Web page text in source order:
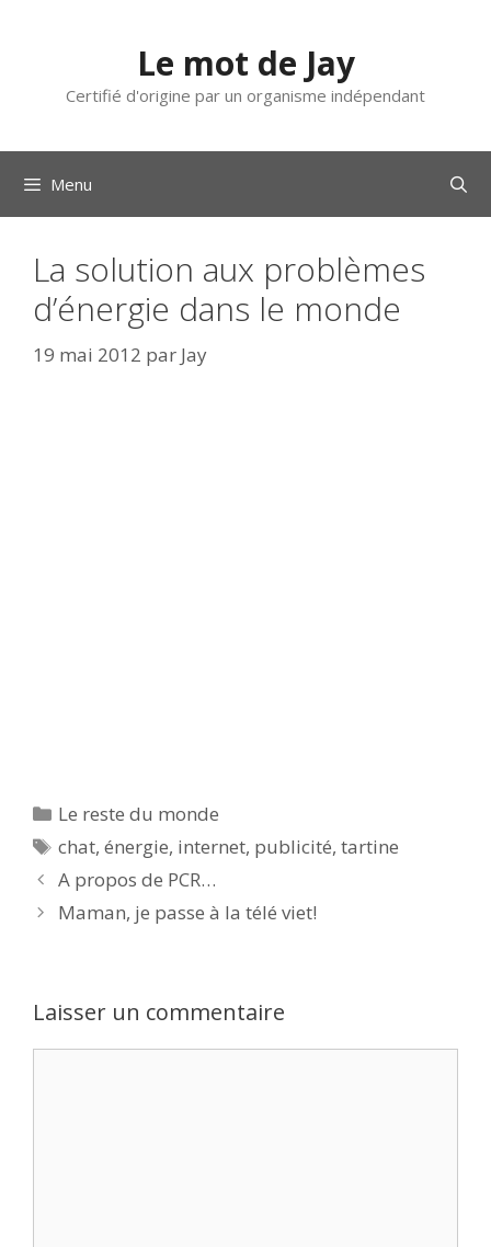
Le mot de Jay
Certifié d'origine par un organisme indépendant
Menu
La solution aux problèmes
d’énergie dans le monde
19 mai 2012 par Jay
Catégories
Le reste du monde
Étiquettes
chat,énergie, internet, publicité,tartine
A propos de PCR…
Maman, je passe à la télé viet!
Laisser un commentaire